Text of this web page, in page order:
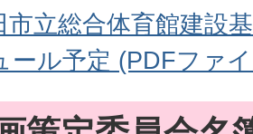
市立総合体育館建設
ール予定 (PDFファ